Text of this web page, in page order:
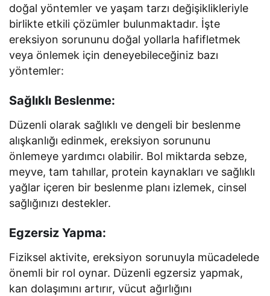
doğal yöntemler ve yaşam tarzı değişiklikleriyle
birlikte etkili çözümler bulunmaktadır. İşte
ereksiyon sorununu doğal yollarla hafifletmek
veya önlemek için deneyebileceğiniz bazı
yöntemler:
Sağlıklı Beslenme:
Düzenli olarak sağlıklı ve dengeli bir beslenme
alışkanlığı edinmek, ereksiyon sorununu
önlemeye yardımcı olabilir. Bol miktarda sebze,
meyve, tam tahıllar, protein kaynakları ve sağlıklı
yağlar içeren bir beslenme planı izlemek, cinsel
sağlığınızı destekler.
Egzersiz Yapma:
Fiziksel aktivite, ereksiyon sorunuyla mücadelede
önemli bir rol oynar. Düzenli egzersiz yapmak,
kan dolaşımını artırır, vücut ağırlığını